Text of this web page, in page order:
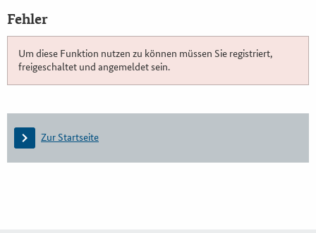
Fehler
Um diese Funktion nutzen zu können müssen Sie registriert,
freigeschaltet und angemeldet sein.
Zur Startseite